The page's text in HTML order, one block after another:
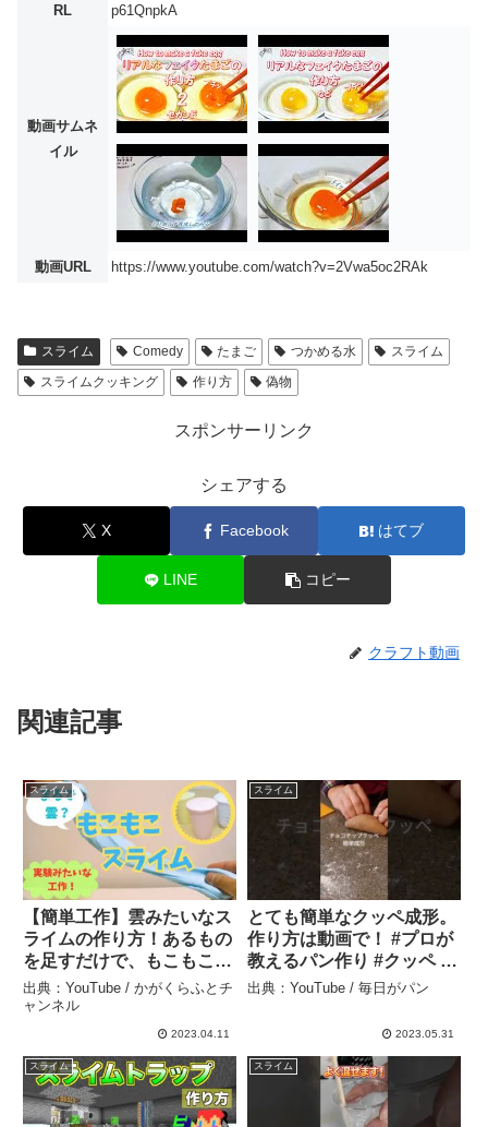
RL
p61QnpkA
動画サムネ
イル
動画URL https://www.youtube.com/watch?v=2Vwa5oc2RAk
スライム Comedy たまご つかめる水
スライム
スライムクッキング
作り方 偽物
スポンサーリンク
シェアする
X Facebook はてブ
LINE コピー
クラフト動画
関連記事
スライム
【簡単工作】雲みたいなス
ライムの作り方！あるもの
を足すだけで、もこもこし
た感触に！小学校1・2年生
向け。 #スライム
#ASMR #工作 #実験動
ル
出典：YouTube / かがくらふとチ
ャンネル
2023.04.11
スライム
とても簡単なクッペ成形。
作り方は動画で！ #プロが
教えるパン作り #クッペ –
毎日がパン
出典：YouTube / 毎日がパン
2023.05.31
スライム スライム